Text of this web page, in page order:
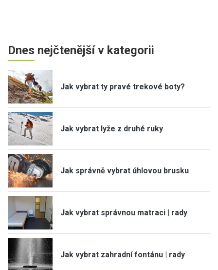
Dnes nejčtenější v kategorii
Jak vybrat ty pravé trekové boty?
Jak vybrat lyže z druhé ruky
Jak správně vybrat úhlovou brusku
Jak vybrat správnou matraci | rady
Jak vybrat zahradní fontánu | rady